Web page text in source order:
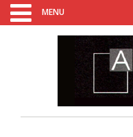
MENU